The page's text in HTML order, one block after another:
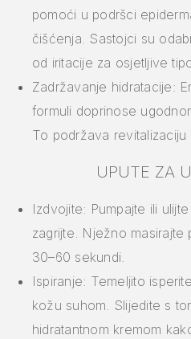
pomoći u podršci
čišćenja. Sastojci su
od iritacije za osjetljive
Zadržavanje hidratacije:
formuli doprinose
To podržava
UPUTE ZA
Izdvojite: Pumpajte ili
zagrijte. Nježno masirajte
30–60 sekundi.
Ispiranje: Temeljito
kožu suhom. Slijedite s
hidratantnom kremom